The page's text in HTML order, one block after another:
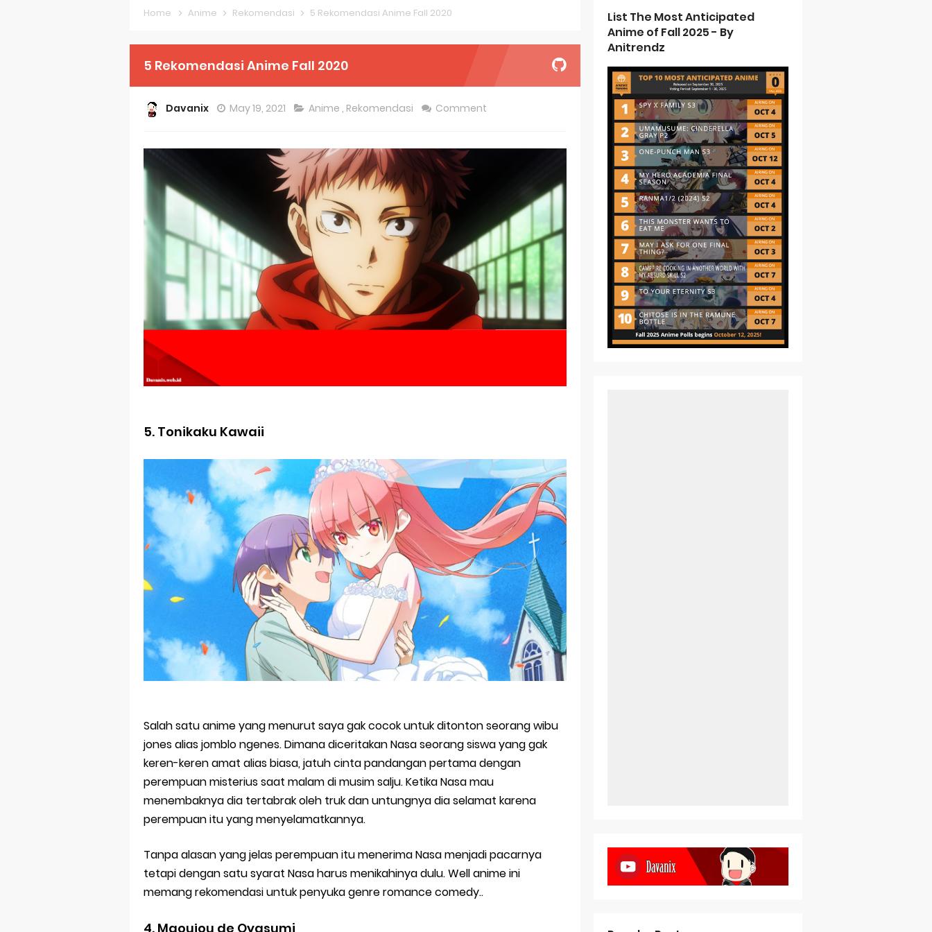
Basketball Project ZERO RISE Gets Anime
The Case Book of Arne Reveals New Visual and Trailer
Cosmic Princess Kaguya! Upcoming Netflix Feature Anime
Made in Abyss: Mezameru Shinpi Anime Fall 2026
Ichijyoma Mankitsu Gurashi TV Anime Reveals Teaser
Dorohedoro Season 2 April Premiere
BLUE LOCK Live Action Film Premieres August
Grow Up Show Previews New Visual
The Vermilion Mask Anime Premieres in 2026
Home Anime Rekomendasi 5 Rekomendasi Anime Fall 2020
5 Rekomendasi Anime Fall 2020
Davanix May 19, 2021 Anime , Rekomendasi Comment
5. Tonikaku Kawaii
Salah satu anime yang menurut saya gak cocok untuk ditonton seorang wibu
jones alias jomblo ngenes. Dimana diceritakan Nasa seorang siswa yang gak
keren-keren amat alias biasa, jatuh cinta pandangan pertama dengan
perempuan misterius saat malam di musim salju. Ketika Nasa mau
menembaknya dia tertabrak oleh truk dan untungnya dia selamat karena
perempuan itu yang menyelamatkannya.
Tanpa alasan yang jelas perempuan itu menerima Nasa menjadi pacarnya
tetapi dengan satu syarat Nasa harus menikahinya dulu. Well anime ini
memang rekomendasi untuk penyuka genre romance comedy..
4. Maoujou de Oyasumi
List The Most Anticipated
Anime of Fall 2025 - By
Anitrendz